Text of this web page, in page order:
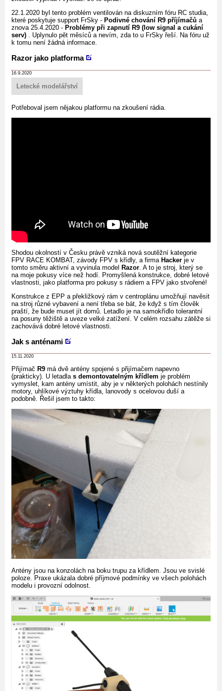
22.1.2020 byl tento problém ventilován na diskuzním fóru RC studia,
které poskytuje support FrSky - Podivné chování R9 příjímačů a
znova 25.4.2020 - Problémy při zapnutí R9 (low signal a cukání
serv) . Uplynulo pět měsíců a nevím, zda to u FrSky řeší. Na fóru už
k tomu není žádná informace.
Razor jako platforma
16.9.2020
Letecké modelářství
Potřeboval jsem nějakou platformu na zkoušení rádia.
Shodou okolností v Česku právě vzniká nová soutěžní kategorie
FPV RACE KOMBAT, závody FPV s křídly, a firma Hacker je v
tomto směru aktivní a vyvinula model Razor . A to je stroj, který se
na moje pokusy více než hodí. Promyšlená konstrukce, dobré letové
vlastnosti, jako platforma pro pokusy s rádiem a FPV jako stvořené!
Konstrukce z EPP a překližkový rám v centroplánu umožňují navěsit
na stroj různé vybavení a není třeba se bát, že když s tím člověk
praští, že bude muset jít domů. Letadlo je na samokřídlo tolerantní
na posuny těžiště a uveze velké zatížení. V celém rozsahu zátěže si
zachovává dobré letové vlastnosti.
Jak s anténami
15.11.2020
Přijímač R9 má dvě antény spojené s přijímačem napevno
(prakticky). U letadla s demontovatelným křídlem je problém
vymyslet, kam antény umístit, aby je v některých polohách nestínily
motory, uhlíkové výztuhy křídla, lanovody s ocelovou duší a
podobně. Řešil jsem to takto:
Antény jsou na konzolách na boku trupu za křídlem. Jsou ve svislé
poloze. Praxe ukázala dobré příjmové podmínky ve všech polohách
modelu i provozní odolnost.